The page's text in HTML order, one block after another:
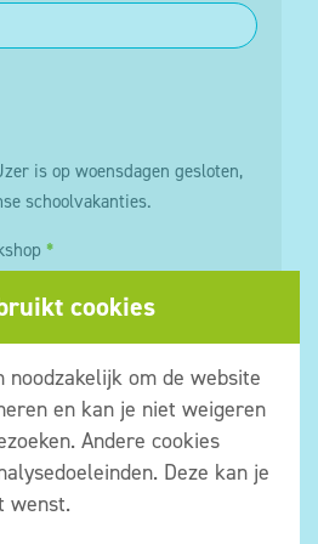
is op woensdagen gesloten,
schoolvakanties.
*
uur)*
cookies
noodzakelijk om de website
en kan je niet weigeren
Andere cookies
Deze kan je
wenst.